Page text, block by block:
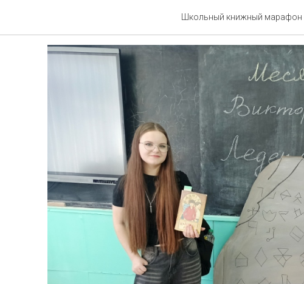
Школьный книжный марафон
ОБРАТНЫЙ ОТСЧЕТ